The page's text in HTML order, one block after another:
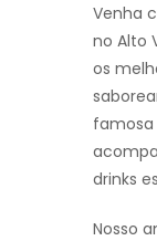
Venha
no Alto
os
famosa
drinks
Nosso